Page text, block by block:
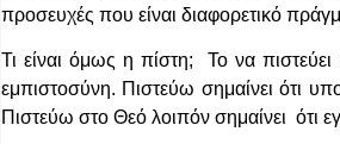
προσευχές που είναι διαφορετικό
Τι είναι όμως η πίστη; Το να πιστεύει
εμπιστοσύνη. Πιστεύω σημαίνει ότι
Πιστεύω στο Θεό λοιπόν σημαίνει ότι